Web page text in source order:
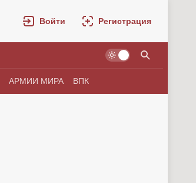
Войти Регистрация
АРМИИ МИРА ВПК